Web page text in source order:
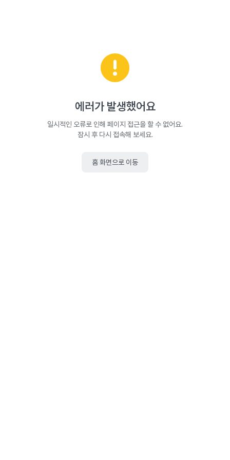
에러가 발생했어요
일시적인 오류로 인해 페이지 접근을 할 수 없어요.
잠시 후 다시 접속해 보세요.
홈 화면으로 이동